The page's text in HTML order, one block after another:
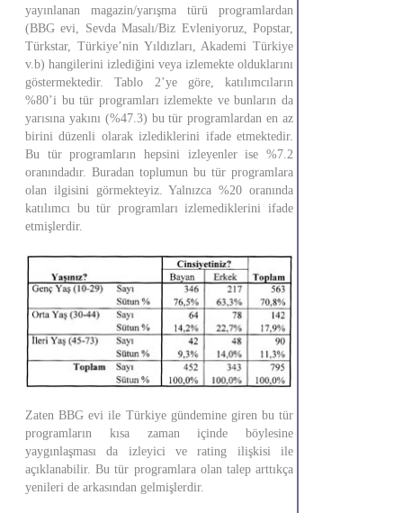
yayınlanan magazin/yarışma türü programlardan
(BBG evi, Sevda Masalı/Biz Evleniyoruz, Popstar,
Türkstar, Türkiye’nin Yıldızları, Akademi Türkiye
v.b) hangilerini izlediğini veya izlemekte olduklarını
göstermektedir. Tablo 2’ye göre, katılımcıların
%80’i bu tür programları izlemekte ve bunların da
yarısına yakını (%47.3) bu tür programlardan en az
birini düzenli olarak izlediklerini ifade etmektedir.
Bu tür programların hepsini izleyenler ise %7.2
oranındadır. Buradan toplumun bu tür programlara
olan ilgisini görmekteyiz. Yalnızca %20 oranında
katılımcı bu tür programları izlemediklerini ifade
etmişlerdir.
Zaten BBG evi ile Türkiye gündemine giren bu tür
programların kısa zaman içinde böylesine
yaygınlaşması da izleyici ve rating ilişkisi ile
açıklanabilir. Bu tür programlara olan talep arttıkça
yenileri de arkasından gelmişlerdir.